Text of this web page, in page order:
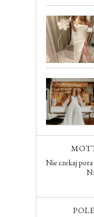
Nie czekaj pora